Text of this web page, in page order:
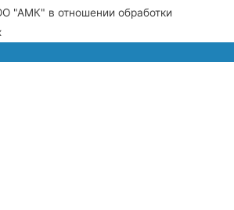
"АМК" в отношении обработки